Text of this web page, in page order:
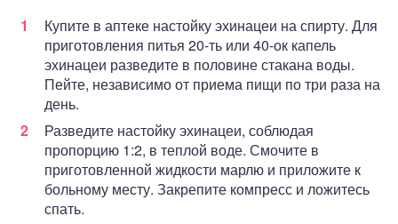
Купите в аптеке настойку эхинацеи на спирту. Для
приготовления питья 20-ть или 40-ок капель
эхинацеи разведите в половине стакана воды.
Пейте, независимо от приема пищи по три раза на
день.
Разведите настойку эхинацеи, соблюдая
пропорцию 1:2, в теплой воде. Смочите в
приготовленной жидкости марлю и приложите к
больному месту. Закрепите компресс и ложитесь
спать.